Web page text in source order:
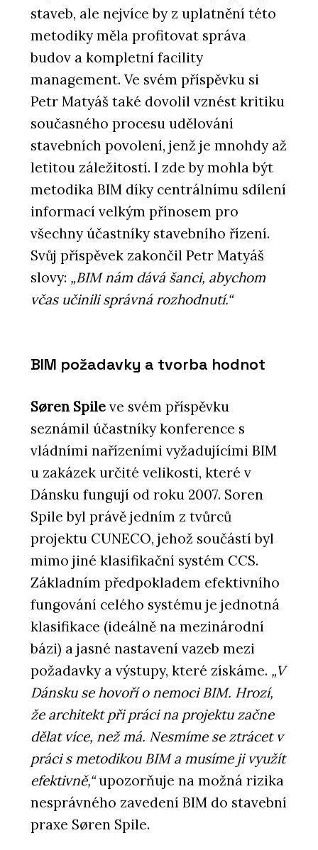
staveb, ale nejvíce by z uplatnění této
metodiky měla profitovat správa
budov a kompletní facility
management. Ve svém příspěvku si
Petr Matyáš také dovolil vznést kritiku
současného procesu udělování
stavebních povolení, jenž je mnohdy až
letitou záležitostí. I zde by mohla být
metodika BIM díky centrálnímu sdílení
informací velkým přínosem pro
všechny účastníky stavebního řízení.
Svůj příspěvek zakončil Petr Matyáš
slovy: „BIM nám dává šanci, abychom
včas učinili správná rozhodnutí.“
BIM požadavky a tvorba hodnot
Søren Spile ve svém příspěvku
seznámil účastníky konference s
vládními nařízeními vyžadujícími BIM
u zakázek určité velikosti, které v
Dánsku fungují od roku 2007. Soren
Spile byl právě jedním z tvůrců
projektu CUNECO, jehož součástí byl
mimo jiné klasifikační systém CCS.
Základním předpokladem efektivního
fungování celého systému je jednotná
klasifikace (ideálně na mezinárodní
bázi) a jasné nastavení vazeb mezi
požadavky a výstupy, které získáme. „V
Dánsku se hovoří o nemoci BIM. Hrozí,
že architekt při práci na projektu začne
dělat více, než má. Nesmíme se ztrácet v
práci s metodikou BIM a musíme ji využít
efektivně,“upozorňuje na možná rizika
nesprávného zavedení BIM do stavební
praxe Søren Spile.